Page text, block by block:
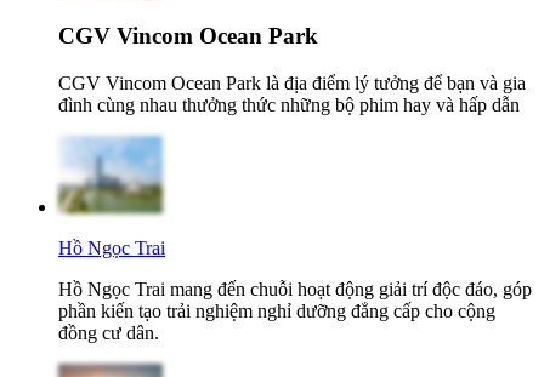
CGV Vincom Ocean Park
CGV Vincom Ocean Park là địa điểm lý tưởng để bạn và gia
đình cùng nhau thưởng thức những bộ phim hay và hấp dẫn
Hồ Ngọc Trai
Hồ Ngọc Trai mang đến chuỗi hoạt động giải trí độc đáo, góp
phần kiến tạo trải nghiệm nghỉ dưỡng đẳng cấp cho cộng
đồng cư dân.